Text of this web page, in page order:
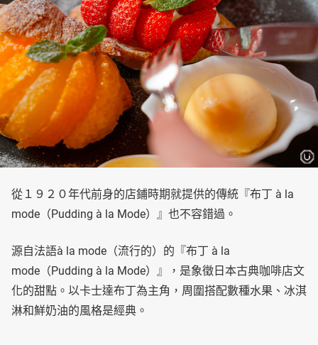
從１９２０年代前身的店鋪時期就提供的傳統『布丁 à la
mode（Pudding à la Mode）』也不容錯過。
源自法語à la mode（流行的）的『布丁 à la
mode（Pudding à la Mode）』，是象徵日本古典咖啡店文
化的甜點。以卡士達布丁為主角，周圍搭配數種水果、冰淇
淋和鮮奶油的風格是經典。